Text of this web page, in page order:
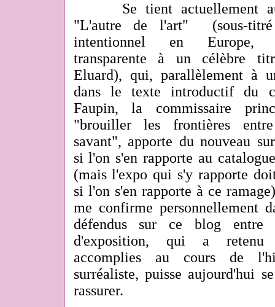
Se tient actuellement
"L'autre de l'art" (sous-
intentionnel en Europe,
transparente à un célèbre
Eluard), qui, parallèlement à
dans le texte introductif du
Faupin, la commissaire
"brouiller les frontières
savant", apporte du nouveau
si l'on s'en rapporte au
(mais l'expo qui s'y rapporte
si l'on s'en rapporte à ce
me confirme personnellement
défendus sur ce blog entre
d'exposition, qui a retenu
accomplies au cours de
surréaliste, puisse aujourd'hui
rassurer.